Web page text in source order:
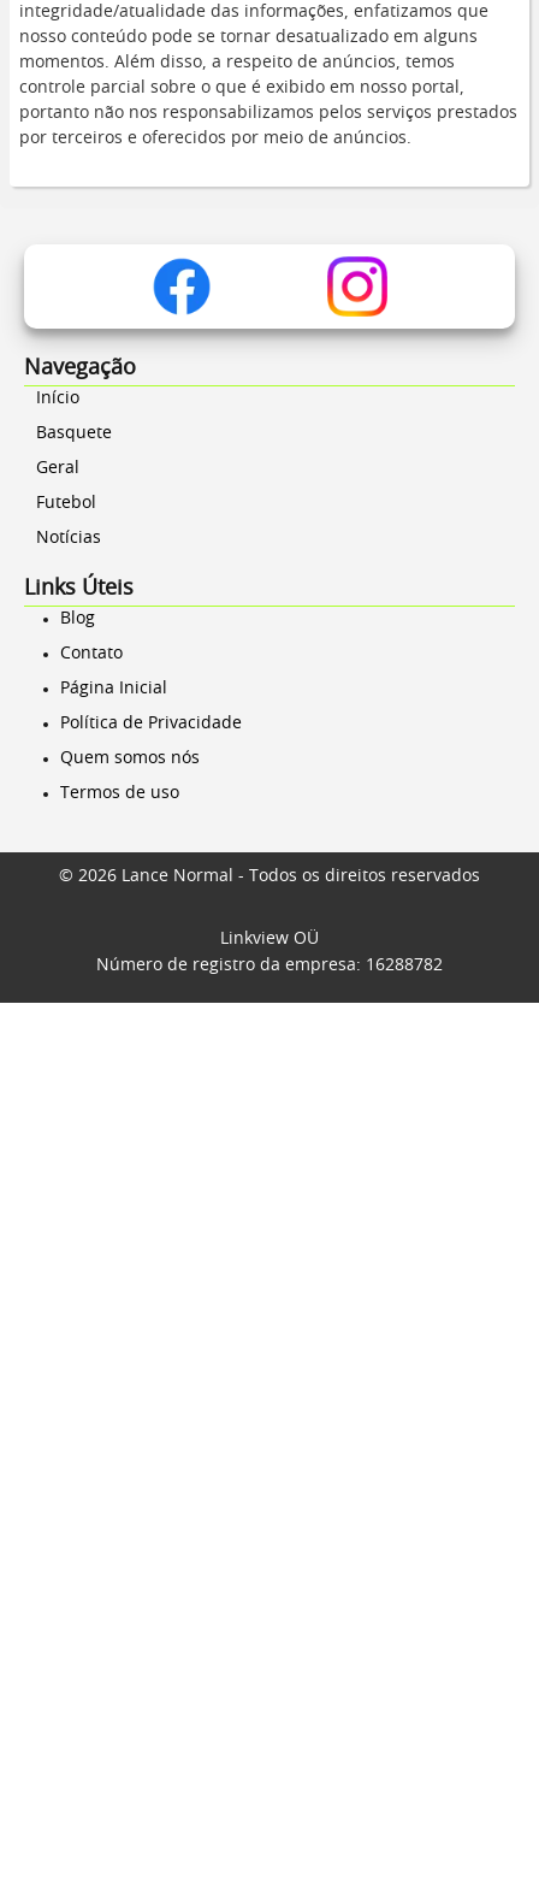
integridade/atualidade das informações, enfatizamos que
nosso conteúdo pode se tornar desatualizado em alguns
momentos. Além disso, a respeito de anúncios, temos
controle parcial sobre o que é exibido em nosso portal,
portanto não nos responsabilizamos pelos serviços prestados
por terceiros e oferecidos por meio de anúncios.
Navegação
Início
Basquete
Geral
Futebol
Notícias
Links Úteis
Blog
Contato
Página Inicial
Política de Privacidade
Quem somos nós
Termos de uso
© 2026 Lance Normal - Todos os direitos reservados
Linkview OÜ
Número de registro da empresa: 16288782